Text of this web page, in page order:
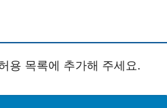
용 목록에 추가해 주세요.